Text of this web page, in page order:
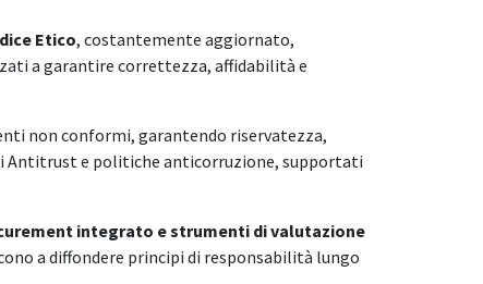
Etico, costantemente aggiornato,
a garantire correttezza, affidabilità e
non conformi, garantendo riservatezza,
Antitrust e politiche anticorruzione, supportati
integrato e strumenti di valutazione
a diffondere principi di responsabilità lungo